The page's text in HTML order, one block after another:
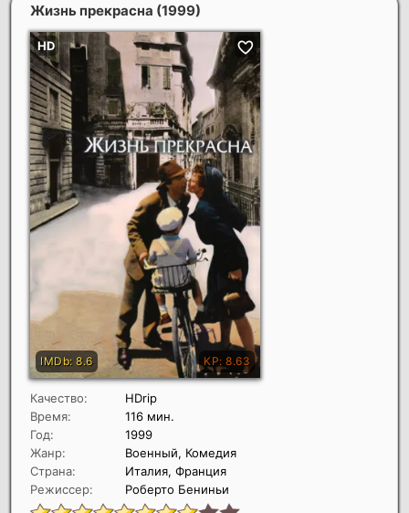
Жизнь прекрасна (1999)
Качество:
HDrip
Время:
116 мин.
Год:
1999
Жанр:
Военный, Комедия
Страна:
Италия, Франция
Режиссер:
Роберто Бениньи